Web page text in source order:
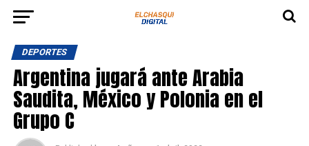
DEPORTES
Argentina jugará ante Arabia
Saudita, México y Polonia en el
Grupo C